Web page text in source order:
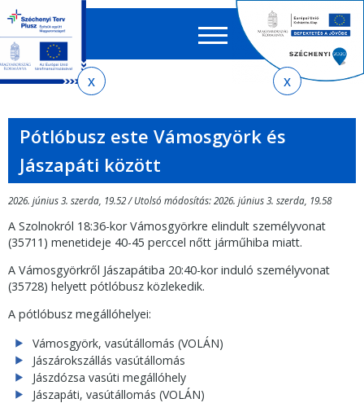
menetrendkeresőhöz
almenühöz
tartalomra
oldaltérképre
EN HU
űrlap
Pótlóbusz este Vámosgyörk és
Jászapáti között
2026. június 3. szerda, 19.52 / Utolsó módosítás: 2026. június 3. szerda, 19.58
A Szolnokról 18:36-kor Vámosgyörkre elindult személyvonat
(35711) menetideje 40-45 perccel nőtt járműhiba miatt.
A Vámosgyörkről Jászapátiba 20:40-kor induló személyvonat
(35728) helyett pótlóbusz közlekedik.
A pótlóbusz megállóhelyei:
Vámosgyörk, vasútállomás (VOLÁN)
Jászárokszállás vasútállomás
Jászdózsa vasúti megállóhely
Jászapáti, vasútállomás (VOLÁN)